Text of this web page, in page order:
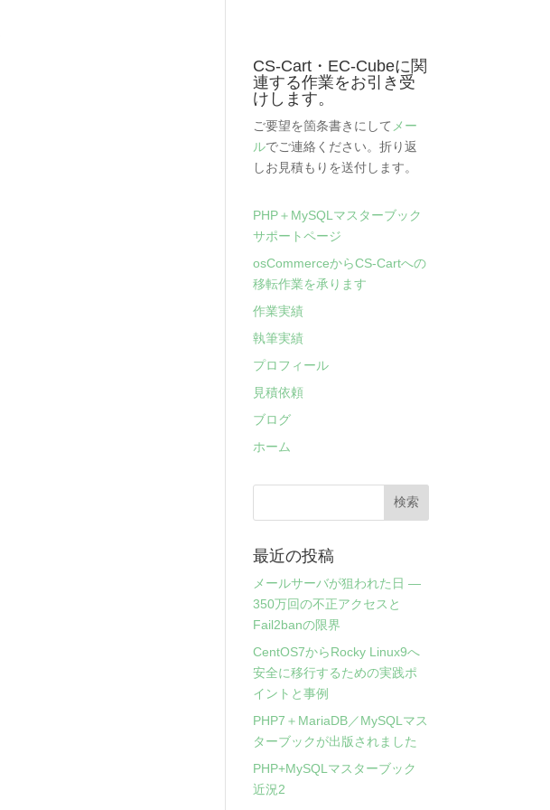
CS-Cart・EC-Cubeに関
連する作業をお引き受
けします。
ご要望を箇条書きにして メー
ルでご連絡ください。折り返
しお見積もりを送付します。
PHP＋MySQLマスターブック
サポートページ
osCommerceからCS-Cartへの
移転作業を承ります
作業実績
執筆実績
プロフィール
見積依頼
ブログ
ホーム
最近の投稿
メールサーバが狙われた日 ―
350万回の不正アクセスと
Fail2banの限界
CentOS7からRocky Linux9へ
安全に移行するための実践ポ
イントと事例
PHP7＋MariaDB／MySQLマス
ターブックが出版されました
PHP+MySQLマスターブック
近況2